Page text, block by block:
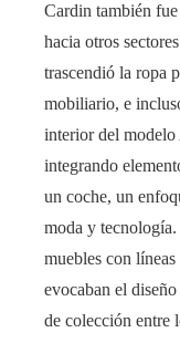
Cardin también
hacia otros
trascendió la ropa
mobiliario, e
interior del modelo
integrando
un coche, un
moda y
muebles con
evocaban el
de colección entre